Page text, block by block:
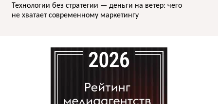
Технологии без стратегии — деньги на ветер: чего
не хватает современному маркетингу